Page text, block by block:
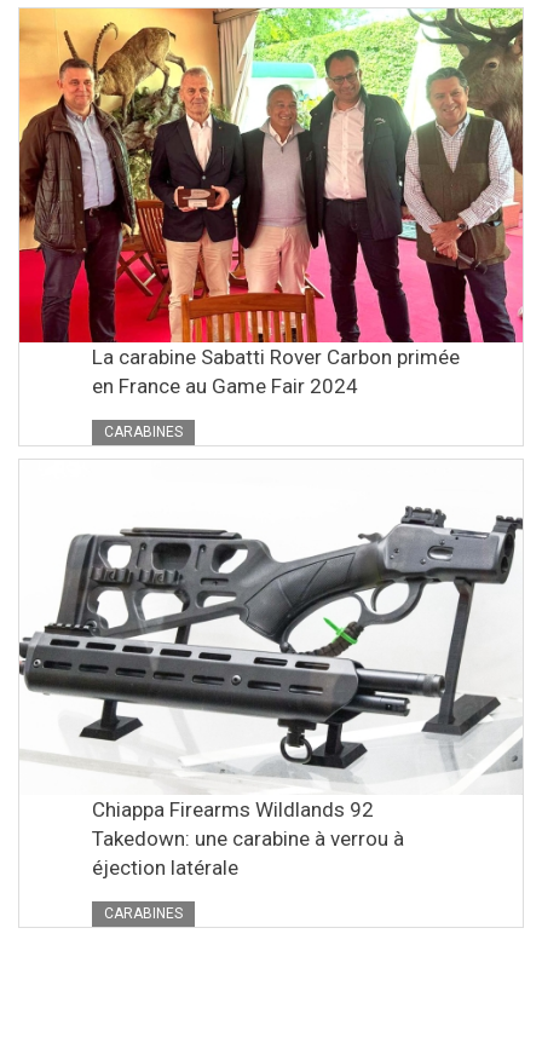
La carabine Sabatti Rover Carbon primée
en France au Game Fair 2024
CARABINES
Chiappa Firearms Wildlands 92
Takedown: une carabine à verrou à
éjection latérale
CARABINES